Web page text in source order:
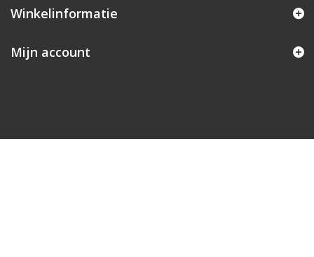
Winkelinformatie
Mijn account